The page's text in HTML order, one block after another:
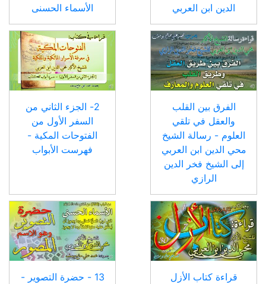
الدين ابن العربي
الأسماء الحسنى
الفرق بين القلب
والعقل في تلقي
العلوم - رسالة الشيخ
محي الدين ابن العربي
إلى الشيخ فخر الدين
الرازي
2- الجزء الثاني من
السفر الأول من
الفتوحات المكية -
فهرست الأبواب
قراءة كتاب الأزل
13 - حضرة التصوير -